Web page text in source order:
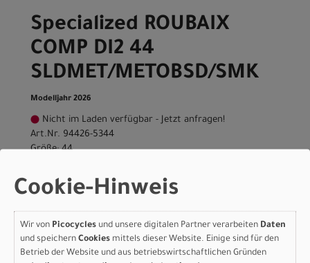
Specialized ROUBAIX
COMP DI2 44
SLDMET/METOBSD/SMK
Modelljahr 2026
Nicht im Laden verfügbar - Jetzt anfragen!
Art.Nr. 94426-5344
Größe: 44
pro Stück (inkl. MwSt. zzgl.
Versandkosten für
Grossartikel)
Specialized Roubaix SL8
Cookie-Hinweis
Wir von Picocycles und unsere digitalen Partner verarbeiten Daten
und speichern Cookies mittels dieser Website. Einige sind für den
Betrieb der Website und aus betriebswirtschaftlichen Gründen